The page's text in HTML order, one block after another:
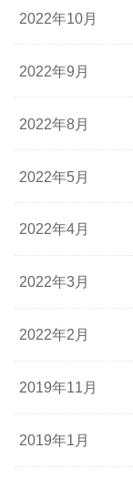
2022年10月
2022年9月
2022年8月
2022年5月
2022年4月
2022年3月
2022年2月
2019年11月
2019年1月